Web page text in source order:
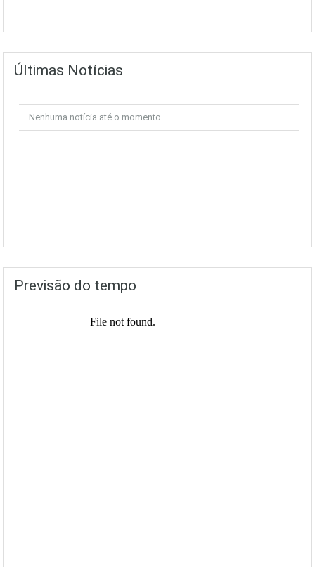
Últimas Notícias
Nenhuma notícia até o momento
Previsão do tempo